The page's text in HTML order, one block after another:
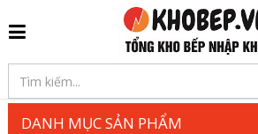
DANH MỤC SẢN PHẨM